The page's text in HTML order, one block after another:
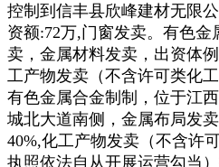
控制到信丰县欣峰建材无限
资额:72万,门窗发卖。有色
卖，金属材料发卖，出资体
工产物发卖（不含许可类化
有色金属合金制制，位于江
城北大道南侧，金属布局发
40%,化工产物发卖（不含许
执照依法自从开展运营勾当